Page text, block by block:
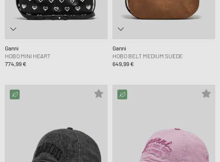
Ganni
HOBO MINI HEART
774,99 €
Ganni
HOBO BELT MEDIUM SUEDE
649,99 €